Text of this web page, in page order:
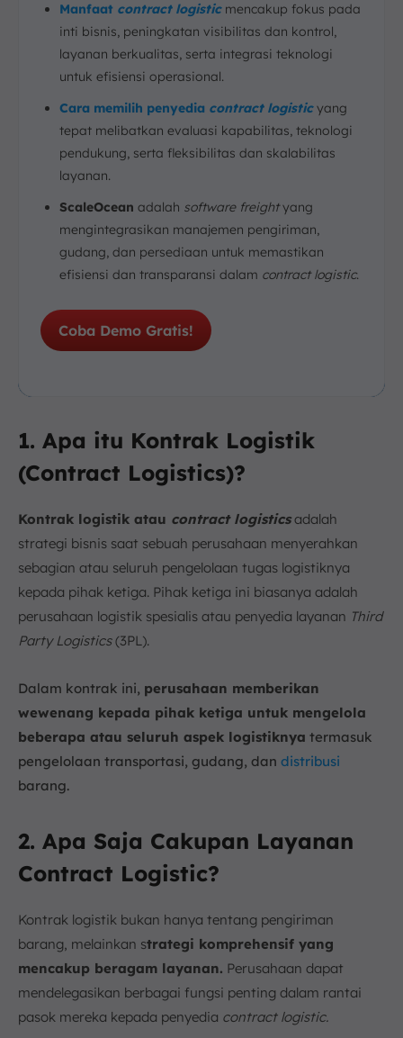
Manfaat contract logisticmencakup fokus pada
inti bisnis, peningkatan visibilitas dan kontrol,
layanan berkualitas, serta integrasi teknologi
untuk efisiensi operasional.
Cara memilih penyedia contract logisticyang
tepat melibatkan evaluasi kapabilitas, teknologi
pendukung, serta fleksibilitas dan skalabilitas
layanan.
ScaleOcean adalah software freightyang
mengintegrasikan manajemen pengiriman,
gudang, dan persediaan untuk memastikan
efisiensi dan transparansi dalam contract logistic.
Coba Demo Gratis!
1. Apa itu Kontrak Logistik
(Contract Logistics)?
Kontrak logistik atau contract logisticsadalah
strategi bisnis saat sebuah perusahaan menyerahkan
sebagian atau seluruh pengelolaan tugas logistiknya
kepada pihak ketiga. Pihak ketiga ini biasanya adalah
perusahaan logistik spesialis atau penyedia layanan Third
Party Logistics(3PL).
Dalam kontrak ini, perusahaan memberikan
wewenang kepada pihak ketiga untuk mengelola
beberapa atau seluruh aspek logistiknya termasuk
pengelolaan transportasi, gudang, dan distribusi
barang.
2. Apa Saja Cakupan Layanan
Contract Logistic?
Kontrak logistik bukan hanya tentang pengiriman
barang, melainkan strategi komprehensif yang
mencakup beragam layanan. Perusahaan dapat
mendelegasikan berbagai fungsi penting dalam rantai
pasok mereka kepada penyedia contract logistic.